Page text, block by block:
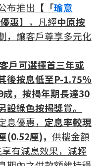
布推出 【「瑜意
惠】 ，凡經中原按
，讓客戶尊享多元化
客戶可選擇首三年或
後按息低至P-1.75%
成，按揭年期長達30
綠色按揭獎賞。
優惠， 定息率較現
(0.52厘)， 供樓金額
享有減息效果，減輕